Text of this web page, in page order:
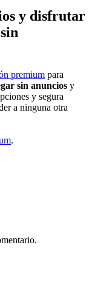
y disfrutar
premium para
sin anuncios y
y segura
a ninguna otra
.